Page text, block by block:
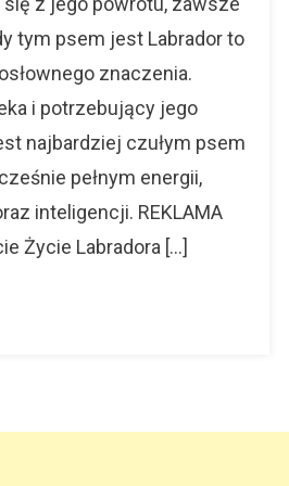
Niezwykle
Przyjazny
tym psem jest Labrador to
znaczenia.
i potrzebujący jego
najbardziej czułym psem
pełnym energii,
inteligencji. REKLAMA
Życie Labradora […]